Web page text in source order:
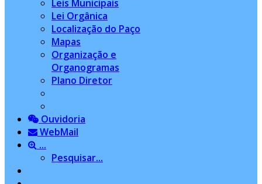
Leis Municipais
Lei Orgânica
Localização do Paço
Mapas
Organização e
Organogramas
Plano Diretor
Ouvidoria
WebMail
...
Pesquisar...